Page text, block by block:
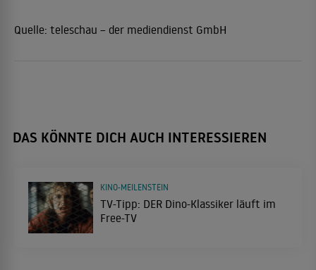
Quelle: teleschau – der mediendienst GmbH
DAS KÖNNTE DICH AUCH INTERESSIEREN
TV-Tipp: DER Dino-Klassiker läuft im
Free-TV
KINO-MEILENSTEIN